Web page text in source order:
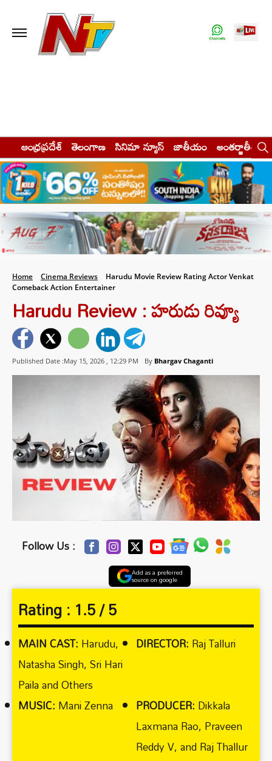
ఆంధ్రప్రదేశ్ తెలంగాణ సినిమా న్యూస్ జాతీయం అంతర్జాతీయం
Home Cinema Reviews
Harudu Movie Review Rating Actor Venkat
Comeback Action Entertainer
Harudu Review : హరుడు రివ్యూ
Published Date :May 15, 2026 , 12:29 PM By Bhargav Chaganti
Follow Us :
Add as a preferred
source on google
Rating : 1.5 / 5
MAIN CAST: Harudu,
Natasha Singh, Sri Hari
Paila and Others
DIRECTOR: Raj Talluri
MUSIC: Mani Zenna PRODUCER: Dikkala
Laxmana Rao, Praveen
Reddy V, and Raj Thallur